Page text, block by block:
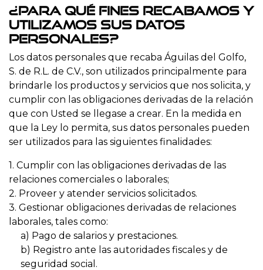
¿Para qué fines recabamos y
utilizamos sus datos
personales?
Los datos personales que recaba Águilas del Golfo,
S. de R.L. de C.V., son utilizados principalmente para
brindarle los productos y servicios que nos solicita, y
cumplir con las obligaciones derivadas de la relación
que con Usted se llegase a crear. En la medida en
que la Ley lo permita, sus datos personales pueden
ser utilizados para las siguientes finalidades:
1. Cumplir con las obligaciones derivadas de las
relaciones comerciales o laborales;
2. Proveer y atender servicios solicitados.
3. Gestionar obligaciones derivadas de relaciones
laborales, tales como:
a) Pago de salarios y prestaciones.
b) Registro ante las autoridades fiscales y de
seguridad social.